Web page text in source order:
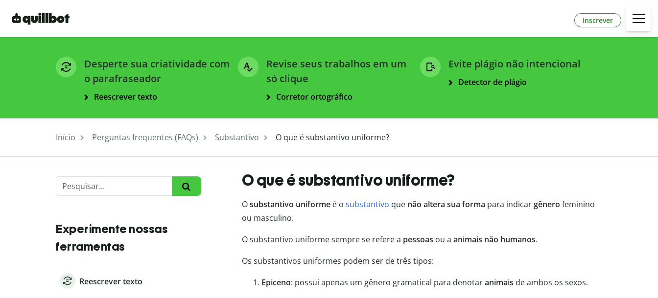
Inscrever
Desperte sua criatividade com
o parafraseador
Reescrever texto
Revise seus trabalhos em um
só clique
Corretor ortográfico
Evite plágio não intencional
Detector de plágio
Início Perguntas frequentes (FAQs) Substantivo O que é substantivo uniforme?
Experimente nossas
ferramentas
Reescrever texto
O que é substantivo uniforme?
Osubstantivo uniformeé o substantivo que não altera sua forma para indicargênero feminino
ou masculino.
O substantivo uniforme sempre se refere a pessoas ou a animais não humanos.
Os substantivos uniformes podem ser de três tipos:
Epiceno: possui apenas um gênero gramatical para denotaranimais de ambos os sexos.